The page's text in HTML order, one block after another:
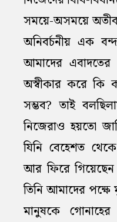
সময়ে-অসময়ে অতীব
অনিবর্চনীয় এক
আমাদের এবাদতের
অস্বীকার করে কি
সম্ভব? তাই
নিজেরাও হয়তো
যিনি বেহেশত
আর ফিরে গিয়েছেন
তিনি আমাদের
মানুষকে